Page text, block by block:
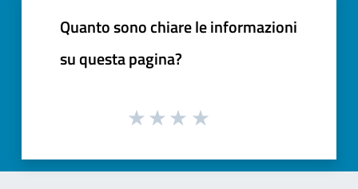
Quanto sono chiare le informazioni
su questa pagina?